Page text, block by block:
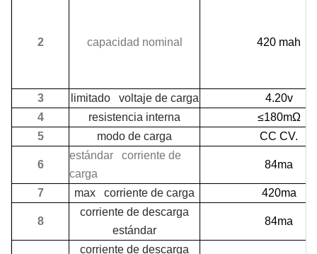
2 capacidad nominal 420 mah
3 limitado voltaje de carga
4.20v
4
resistencia interna
≤180mΩ
5
modo de carga CC CV.
6
estándar corriente de
carga
84ma
7 max corriente de carga 420ma
8
corriente de descarga
estándar
84ma
corriente de descarga